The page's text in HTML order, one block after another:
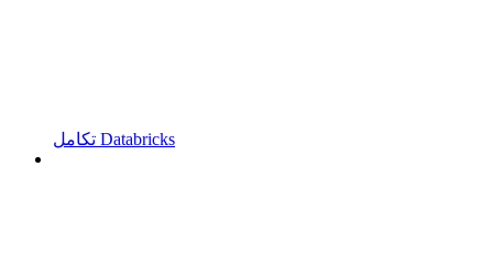
تكامل Databricks